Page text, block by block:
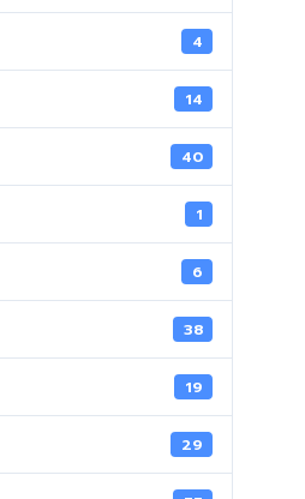
4
14
40
1
6
38
19
29